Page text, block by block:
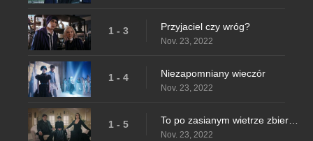
1 - 3 Przyjaciel czy wróg?
Nov. 23, 2022
1 - 4 Niezapomniany wieczór
Nov. 23, 2022
1 - 5
Nov. 23, 2022